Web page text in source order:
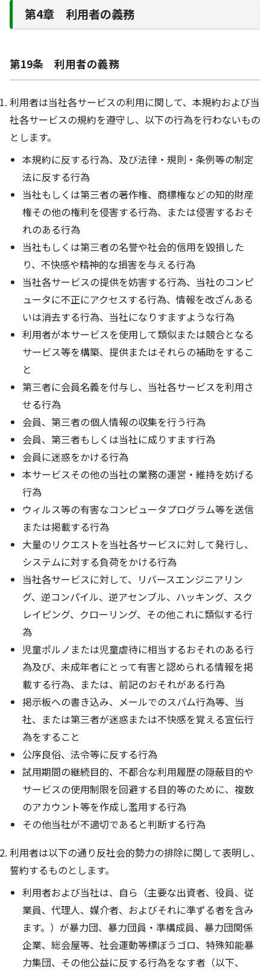
第4章 利用者の義務
第19条 利用者の義務
利用者は当社各サービスの利用に関して、本規約および当
社各サービスの規約を遵守し、以下の行為を行わないもの
とします。
本規約に反する行為、及び法律・規則・条例等の制定
法に反する行為
当社もしくは第三者の著作権、商標権などの知的財産
権その他の権利を侵害する行為、または侵害するおそ
れのある行為
当社もしくは第三者の名誉や社会的信用を毀損した
り、不快感や精神的な損害を与える行為
当社各サービスの提供を妨害する行為、当社のコンピ
ュータに不正にアクセスする行為、情報を改ざんある
いは消去する行為、当社になりすますような行為
利用者が本サービスを使用して類似または競合となる
サービス等を構築、提供またはそれらの補助をするこ
と
第三者に会員名義を付与し、当社各サービスを利用さ
せる行為
会員、第三者の個人情報の収集を行う行為
会員、第三者もしくは当社に成りすます行為
会員に迷惑をかける行為
本サービスその他の当社の業務の運営・維持を妨げる
行為
ウィルス等の有害なコンピュータプログラム等を送信
または掲載する行為
大量のリクエストを当社各サービスに対して発行し、
システムに対する負荷をかける行為
当社各サービスに対して、リバースエンジニアリン
グ、逆コンパイル、逆アセンブル、ハッキング、スク
レイピング、クローリング、その他これに類似する行
為
児童ポルノまたは児童虐待に相当するおそれのある行
為及び、未成年者にとって有害と認められる情報を掲
載する行為、または、前記のおそれがある行為
掲示板への書き込み、メールでのスパム行為等、当
社、または第三者が迷惑または不快感を覚える宣伝行
為をすること
公序良俗、法令等に反する行為
試用期間の継続目的、不都合な利用履歴の隠蔽目的や
サービスの使用制限を回避する目的等のために、複数
のアカウント等を作成し濫用する行為
その他当社が不適切であると判断する行為
利用者は以下の通り反社会的勢力の排除に関して表明し、
誓約するものとします。
利用者および当社は、自ら（主要な出資者、役員、従
業員、代理人、媒介者、およびそれに準ずる者を含み
ます。）が暴力団、暴力団員・準構成員、暴力団関係
企業、総会屋等、社会運動等標ぼうゴロ、特殊知能暴
力集団、その他公益に反する行為をなす者（以下、